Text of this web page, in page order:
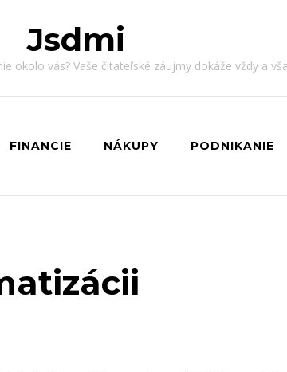
Jsdmi
okolo vás? Vaše čitateľské záujmy dokáže vždy a
FINANCIE NÁKUPY PODNIKANIE